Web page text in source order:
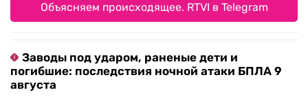
Объясняем происходящее. RTVI в Telegram
Заводы под ударом, раненые дети и
погибшие: последствия ночной атаки БПЛА 9
августа